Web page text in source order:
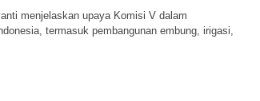
menjelaskan upaya Komisi V dalam
termasuk pembangunan embung, irigasi,